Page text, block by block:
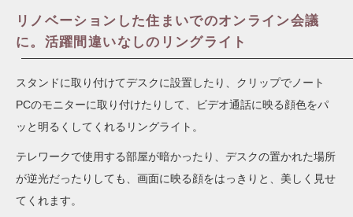
リノベーションした住まいでのオンライン会議
に。活躍間違いなしのリングライト
スタンドに取り付けてデスクに設置したり、クリップでノート
PCのモニターに取り付けたりして、ビデオ通話に映る顔色をパ
ッと明るくしてくれるリングライト。
テレワークで使用する部屋が暗かったり、デスクの置かれた場所
が逆光だったりしても、画面に映る顔をはっきりと、美しく見せ
てくれます。